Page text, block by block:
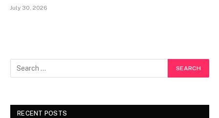
July 30, 2026
RECENT POSTS